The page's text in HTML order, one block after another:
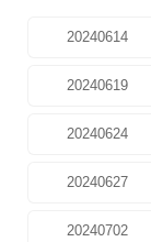
20240614
20240619
20240624
20240627
20240702